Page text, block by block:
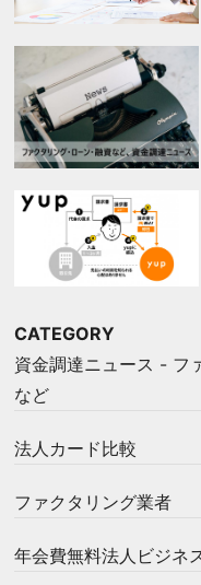
CATEGORY
資金調達ニュース - フ
など
法人カード比較
ファクタリング業者
年会費無料法人ビジネ